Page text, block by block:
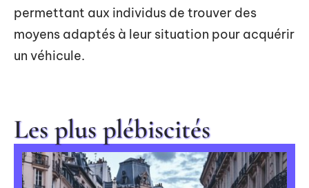
permettant aux individus de trouver des
moyens adaptés à leur situation pour acquérir
un véhicule.
Les plus plébiscités